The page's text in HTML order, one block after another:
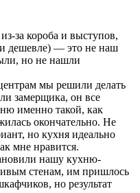
за короба и выступов,
дешевле) — это не наш
но не нашли
мы решили делать
замерщика, он все
именно такой, как
окончательно. Не
но кухня идеально
мне нравится.
нашу кухню-
стенам, им пришлось
но результат